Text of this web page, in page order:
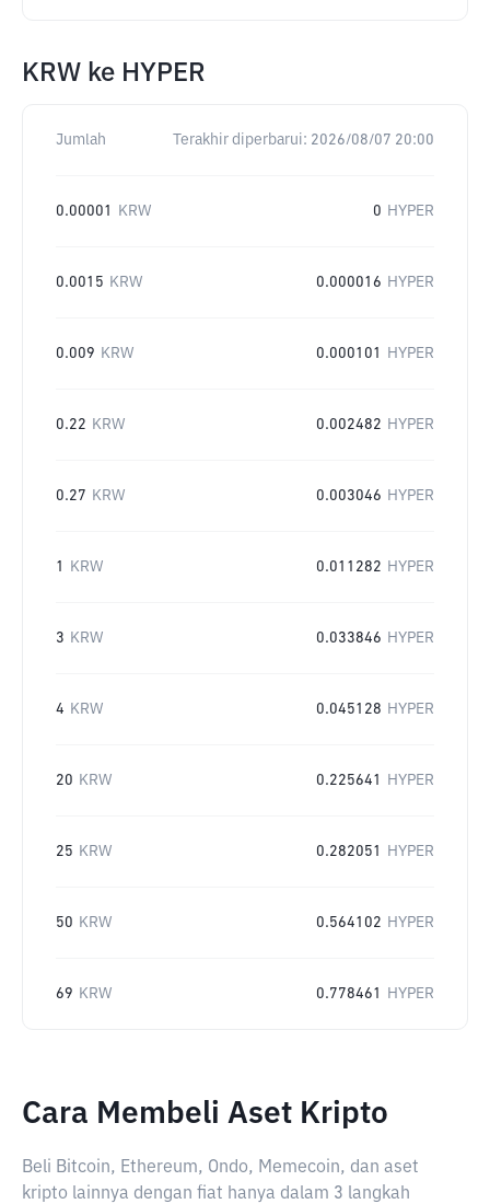
KRW ke HYPER
Jumlah Terakhir diperbarui: 2026/08/07 20:00
0.00001 KRW 0 HYPER
0.0015 KRW 0.000016 HYPER
0.009 KRW 0.000101 HYPER
0.22 KRW 0.002482 HYPER
0.27 KRW 0.003046 HYPER
1 KRW 0.011282 HYPER
3 KRW 0.033846 HYPER
4 KRW 0.045128 HYPER
20 KRW 0.225641 HYPER
25 KRW 0.282051 HYPER
50 KRW 0.564102 HYPER
69 KRW 0.778461 HYPER
Cara Membeli Aset Kripto
Beli Bitcoin, Ethereum, Ondo, Memecoin, dan aset
kripto lainnya dengan fiat hanya dalam 3 langkah